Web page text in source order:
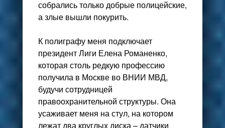
собрались только добрые полицейские,
а злые вышли покурить.
К полиграфу меня подключает
президент Лиги Елена Романенко,
которая столь редкую профессию
получила в Москве во ВНИИ МВД,
будучи сотрудницей
правоохранительной структуры. Она
усаживает меня на стул, на котором
лежат два круглых диска – датчики